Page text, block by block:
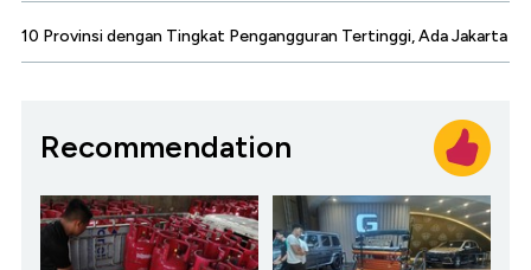
10 Provinsi dengan Tingkat Pengangguran Tertinggi, Ada Jakarta
Recommendation